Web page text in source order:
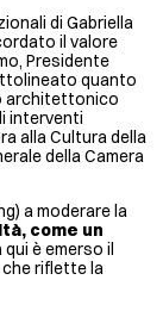
di Gabriella
il valore
Presidente
quanto
architettonico
interventi
alla Cultura della
della Camera
a moderare la
come un
qui è emerso il
riflette la